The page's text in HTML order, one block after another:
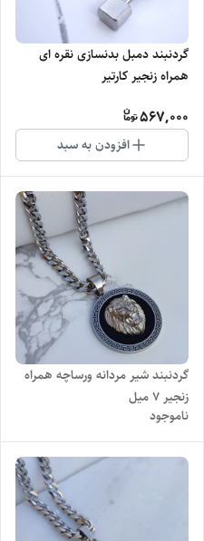
گردنبند دمبل بدنسازی نقره ای
همراه زنجیر کارتیر
567,000
افزودن به سبد
گردنبند شیر مردانه ورساچه همراه
زنجیر 7 میل
ناموجود